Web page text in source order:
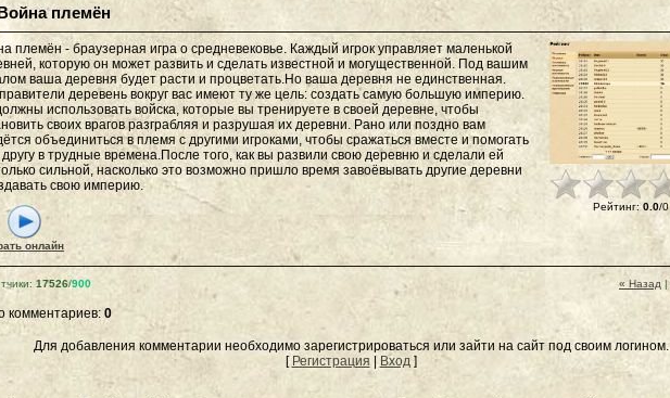
племён
племён - браузерная игра о средневековье. Каждый игрок управляет маленькой
которую он может развить и сделать известной и могущественной. Под вашим
ваша деревня будет расти и процветать.Но ваша деревня не единственная.
деревень вокруг вас имеют ту же цель: создать самую большую империю.
использовать войска, которые вы тренируете в своей деревне, чтобы
своих врагов разграбляя и разрушая их деревни. Рано или поздно вам
объединиться в племя с другими игроками, чтобы сражаться вместе и помогать
другу в трудные времена.После того, как вы развили свою деревню и сделали ей
сильной, насколько это возможно пришло время завоёвывать другие деревни
свою империю.
онлайн
Рейтинг: 0.0/0
« Назад |
: 17526/900
комментариев: 0
Для добавления комментарии необходимо зарегистрироваться или зайти на сайт под своим логином.
[ Регистрация Вход]